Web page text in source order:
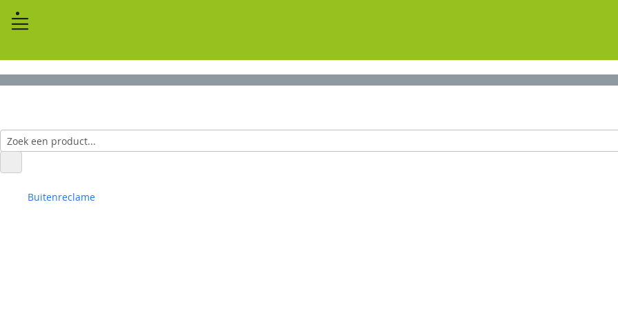
Buitenreclame